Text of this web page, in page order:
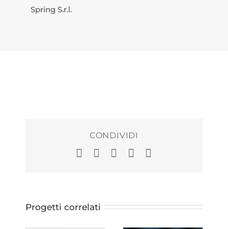
Spring S.r.l.
CONDIVIDI
Facebook
LinkedInWhatsApp
Pinterest
Progetti correlati